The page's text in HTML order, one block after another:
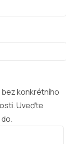
konkrétního
Uveďte